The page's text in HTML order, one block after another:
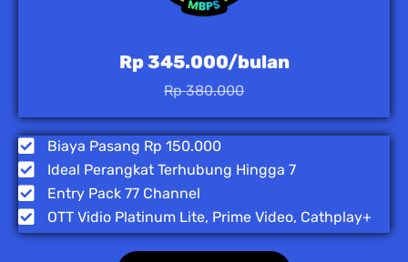
Rp 345.000/bulan
Rp 380.000
Biaya Pasang Rp 150.000
Ideal Perangkat Terhubung Hingga 7
Entry Pack 77 Channel
OTT Vidio Platinum Lite, Prime Video, Cathplay+